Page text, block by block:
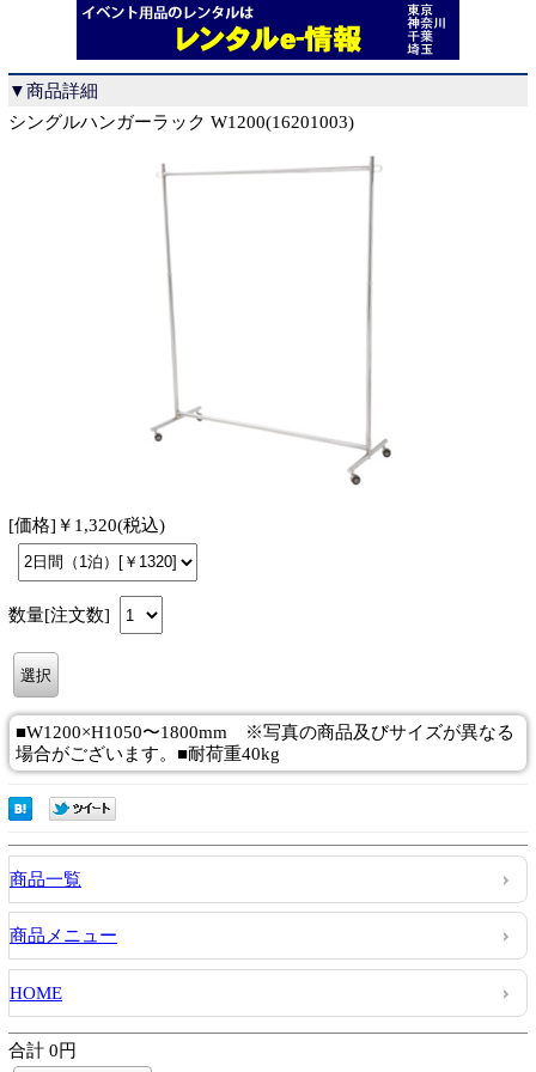
▼商品詳細
シングルハンガーラック W1200(16201003)
[価格]￥1,320(税込)
数量[注文数]
■W1200×H1050〜1800mm ※写真の商品及びサイズが異なる
場合がございます。■耐荷重40kg
商品一覧
商品メニュー
HOME
合計 0円